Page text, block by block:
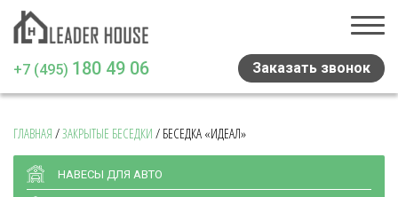
+7 (495) 180 49 06 Заказать звонок
Главная
Проекты домов
ГЛАВНАЯ /ЗАКРЫТЫЕ БЕСЕДКИ / БЕСЕДКА «ИДЕАЛ»
НАВЕСЫ ДЛЯ АВТО